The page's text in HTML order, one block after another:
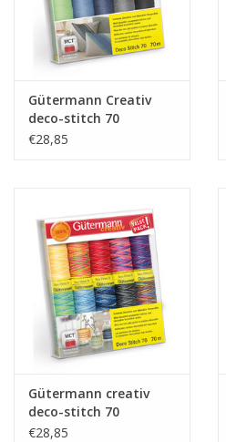
Gütermann Creativ
deco-stitch 70
garenset col.2
€28,85
Gütermann creativ
deco-stitch 70
garenset col.3
€28,85